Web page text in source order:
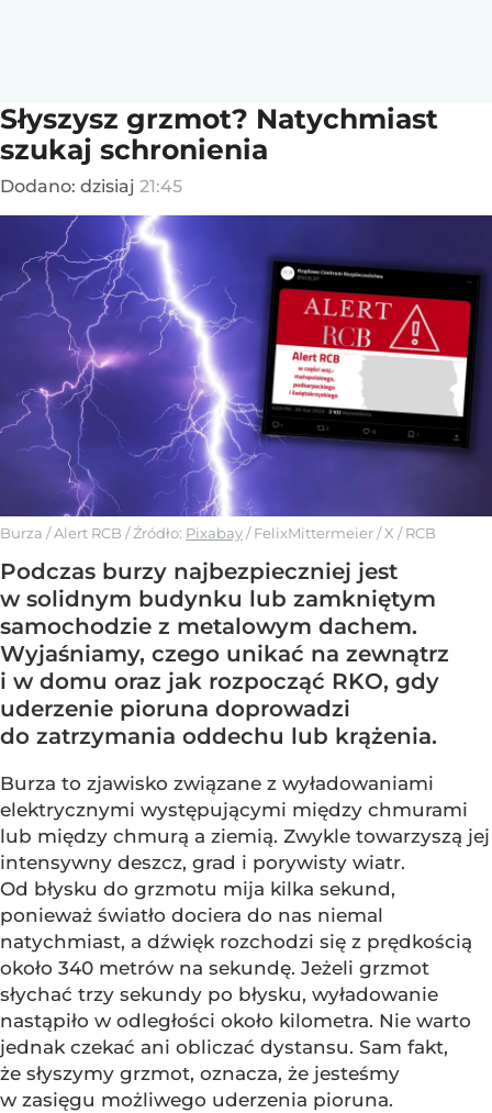
Słyszysz grzmot? Natychmiast
szukaj schronienia
Dodano: dzisiaj 21:45
Burza / Alert RCB / Źródło: Pixabay/FelixMittermeier / X / RCB
Podczas burzy najbezpieczniej jest
w solidnym budynku lub zamkniętym
samochodzie z metalowym dachem.
Wyjaśniamy, czego unikać na zewnątrz
i w domu oraz jak rozpocząć RKO, gdy
uderzenie pioruna doprowadzi
do zatrzymania oddechu lub krążenia.
Burza to zjawisko związane z wyładowaniami
elektrycznymi występującymi między chmurami
lub między chmurą a ziemią. Zwykle towarzyszą jej
intensywny deszcz, grad i porywisty wiatr.
Od błysku do grzmotu mija kilka sekund,
ponieważ światło dociera do nas niemal
natychmiast, a dźwięk rozchodzi się z prędkością
około 340 metrów na sekundę. Jeżeli grzmot
słychać trzy sekundy po błysku, wyładowanie
nastąpiło w odległości około kilometra. Nie warto
jednak czekać ani obliczać dystansu. Sam fakt,
że słyszymy grzmot, oznacza, że jesteśmy
w zasięgu możliwego uderzenia pioruna.